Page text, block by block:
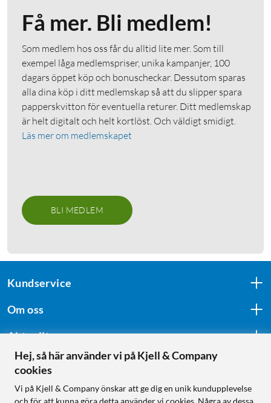
Få mer. Bli medlem!
Som medlem hos oss får du alltid lite mer. Som till
exempel låga medlemspriser, unika kampanjer, 100
dagars öppet köp och bonuscheckar. Dessutom sparas
alla dina köp i ditt medlemskap så att du slipper spara
papperskvitton för eventuella returer. Ditt medlemskap
är helt digitalt och helt kortlöst. Och väldigt smidigt.
Läs mer om medlemskapet
BLI MEDLEM
Kundservice
Om oss
Aktuellt
Följ oss
Hej, så här använder vi på Kjell & Company
cookies
Vi på Kjell & Company önskar att ge dig en unik kundupplevelse
och för att kunna göra detta använder vi cookies. Några av dessa